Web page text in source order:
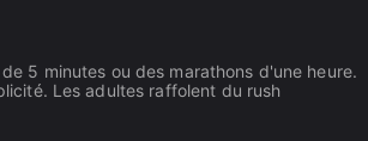
5 minutes ou des marathons d'une heure.
Les adultes raffolent du rush